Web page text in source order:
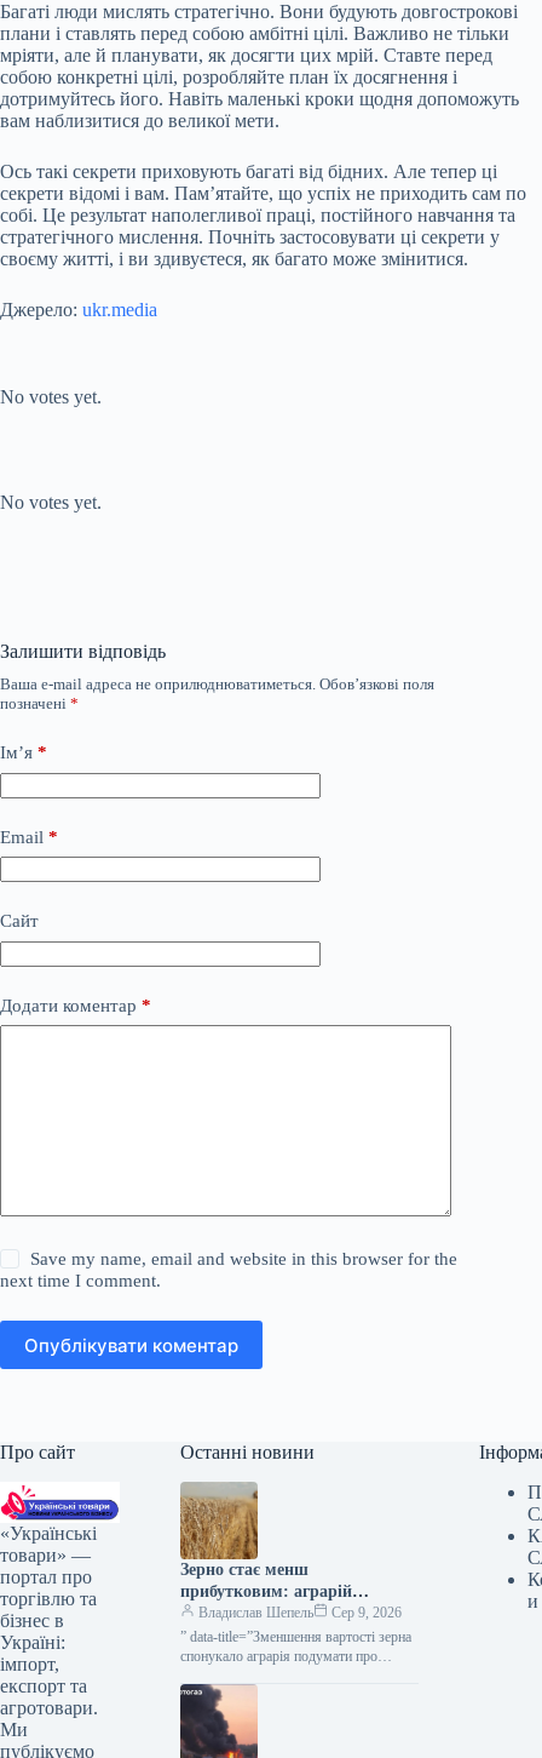
Багаті люди мислять стратегічно. Вони будують довгострокові
плани і ставлять перед собою амбітні цілі. Важливо не тільки
мріяти, але й планувати, як досягти цих мрій. Ставте перед
собою конкретні цілі, розробляйте план їх досягнення і
дотримуйтесь його. Навіть маленькі кроки щодня допоможуть
вам наблизитися до великої мети.
Ось такі секрети приховують багаті від бідних. Але тепер ці
секрети відомі і вам. Пам’ятайте, що успіх не приходить сам по
собі. Це результат наполегливої праці, постійного навчання та
стратегічного мислення. Почніть застосовувати ці секрети у
своєму житті, і ви здивуєтеся, як багато може змінитися.
Джерело: ukr.media
No votes yet.
No votes yet.
Залишити відповідь
Ваша e-mail адреса не оприлюднюватиметься. Обов’язкові поля
позначені *
Ім’я *
Email *
Сайт
Додати коментар *
Save my name, email and website in this browser for the
next time I comment.
Опублікувати коментар
Про сайт
«Українські
товари» —
портал про
торгівлю та
бізнес в
Україні:
імпорт,
експорт та
агротовари.
Ми
публікуємо
Останні новини
Зерно стає менш
прибутковим: аграрій
подумує про жито як
альтернативу — KURKUL
Владислав Шепель
Сер 9, 2026
” data-title=”Зменшення вартості зерна
спонукало аграрія подумати про
url=”https://kurkul.com/news/41856-
cherez-padinnya-tsin-na-zerno-fermer-
zadumavsya-pro-zaminu-pshenitsi-
jitom”> Через зниження вартості зерна
и